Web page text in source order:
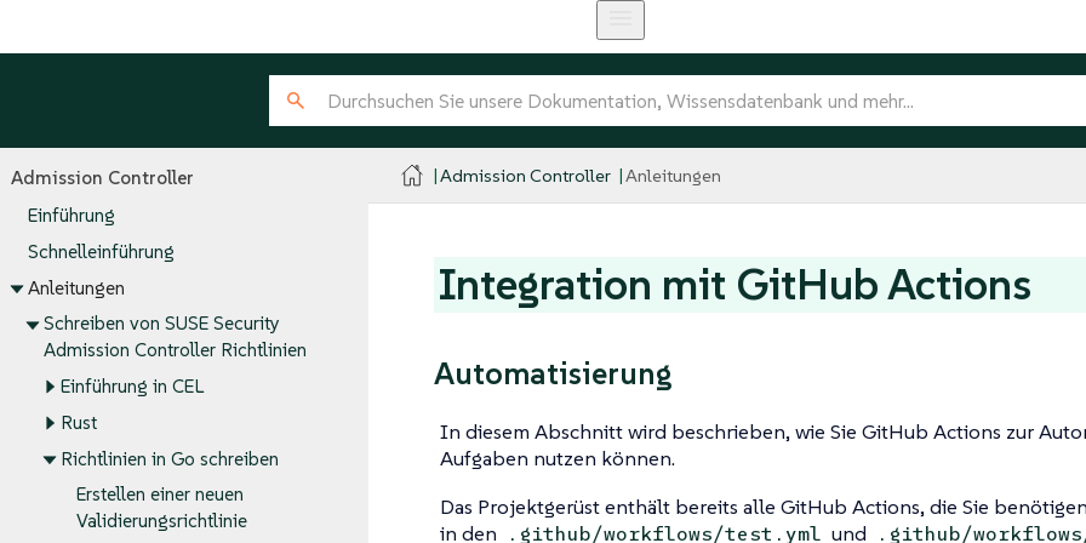
Admission Controller
Einführung
Schnelleinführung
Anleitungen
Schreiben von SUSE Security
Admission Controller Richtlinien
Einführung in CEL
Rust
Richtlinien in Go schreiben
Erstellen einer neuen
Validierungsrichtlinie
Admission Controller Anleitungen
Integration mit GitHub Actions
Automatisierung
In diesem Abschnitt wird beschrieben, wie Sie GitHub Actions zur
Aufgaben nutzen können.
Das Projektgerüst enthält bereits alle GitHub Actions, die Sie
in den
.github/workflows/test.yml und .github/